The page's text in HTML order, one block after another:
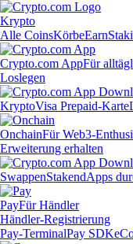
Krypto
Alle CoinsKörbeEarn
Crypto.com AppFür
Loslegen
KryptoVisa Prepaid-Karte
OnchainFür Web3-
Erweiterung erhalten
SwappenStakendApps
PayFür Händler
Händler-Registrierung
Pay-TerminalPay SDK